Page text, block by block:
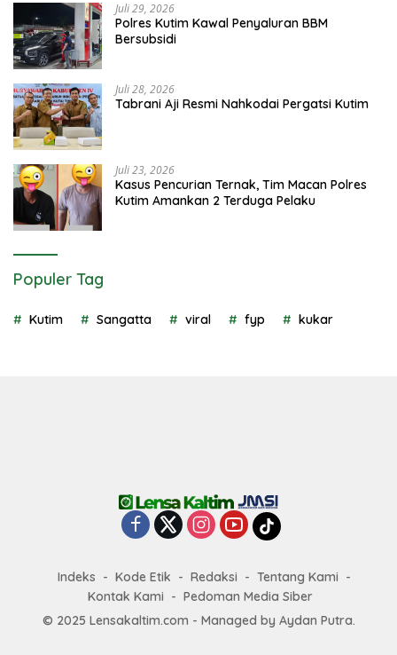
Juli 29, 2026
Polres Kutim Kawal Penyaluran BBM
Bersubsidi
Juli 28, 2026
Tabrani Aji Resmi Nahkodai Pergatsi Kutim
Juli 23, 2026
Kasus Pencurian Ternak, Tim Macan Polres
Kutim Amankan 2 Terduga Pelaku
Populer Tag
Kutim Sangatta viral fyp kukar
Indeks Kode Etik Redaksi
Tentang Kami
Kontak Kami
Pedoman Media Siber
© 2025 Lensakaltim.com - Managed by Aydan Putra.